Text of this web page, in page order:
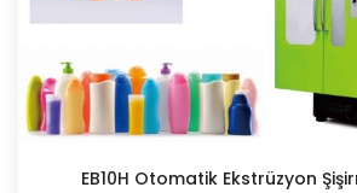
EB10H Otomatik Ekstrüzyon